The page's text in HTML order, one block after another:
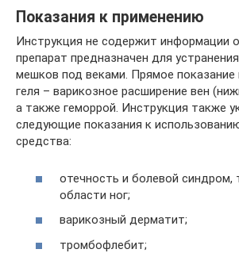
Показания к применению
Инструкция не содержит информации
препарат предназначен для
мешков под веками. Прямое показание
геля – варикозное расширение вен
а также геморрой. Инструкция также
следующие показания к
средства:
отечность и болевой синдром,
области ног;
варикозный дерматит;
тромбофлебит;